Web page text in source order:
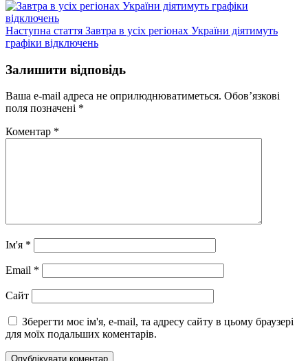
Наступна стаття Наступний
запис:
Завтра в усіх регіонах України діятимуть
графіки відключень
Залишити відповідь
Ваша e-mail адреса не оприлюднюватиметься. Обов’язкові
поля позначені *
Коментар *
Ім'я *
Email *
Сайт
Зберегти моє ім'я, e-mail, та адресу сайту в цьому браузері
для моїх подальших коментарів.